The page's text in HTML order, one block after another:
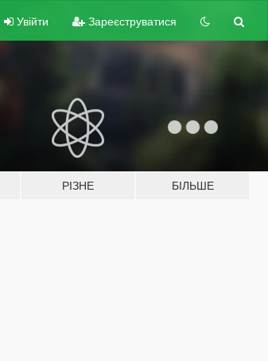
Увійти Зареєструватися
РІЗНЕ БІЛЬШЕ